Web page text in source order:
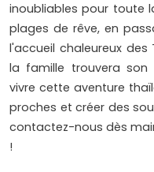
inoubliables pour toute
plages de rêve, en
l'accueil chaleureux
la famille trouvera son
vivre cette aventure
proches et créer des
contactez-nous dès
!